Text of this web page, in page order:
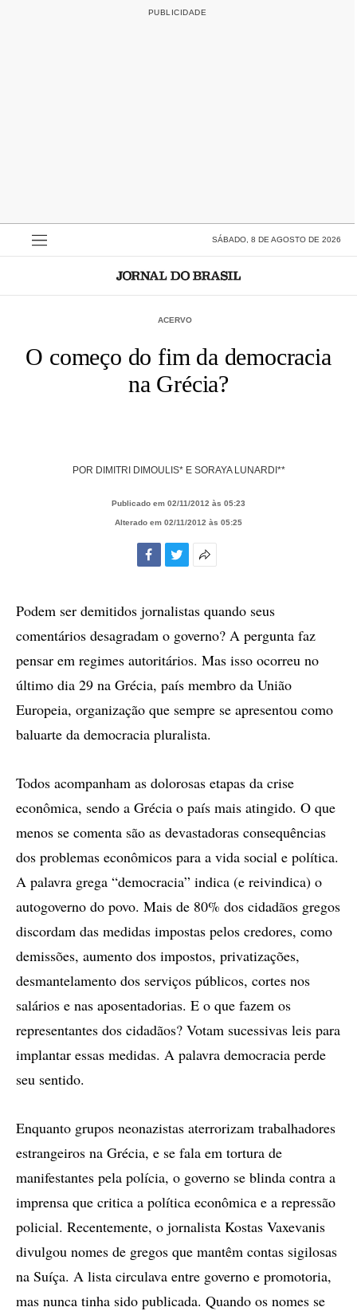
SÁBADO, 8 DE AGOSTO DE 2026
ACERVO
O começo do fim da democracia
na Grécia?
POR DIMITRI DIMOULIS* E SORAYA LUNARDI**
Publicado em 02/11/2012 às 05:23
Alterado em 02/11/2012 às 05:25
compartilhamento
Podem ser demitidos jornalistas quando seus
comentários desagradam o governo? A pergunta faz
pensar em regimes autoritários. Mas isso ocorreu no
último dia 29 na Grécia, país membro da União
Europeia, organização que sempre se apresentou como
baluarte da democracia pluralista.
Todos acompanham as dolorosas etapas da crise
econômica, sendo a Grécia o país mais atingido. O que
menos se comenta são as devastadoras consequências
dos problemas econômicos para a vida social e política.
A palavra grega “democracia” indica (e reivindica) o
autogoverno do povo. Mais de 80% dos cidadãos gregos
discordam das medidas impostas pelos credores, como
demissões, aumento dos impostos, privatizações,
desmantelamento dos serviços públicos, cortes nos
salários e nas aposentadorias. E o que fazem os
representantes dos cidadãos? Votam sucessivas leis para
implantar essas medidas. A palavra democracia perde
seu sentido.
Enquanto grupos neonazistas aterrorizam trabalhadores
estrangeiros na Grécia, e se fala em tortura de
manifestantes pela polícia, o governo se blinda contra a
imprensa que critica a política econômica e a repressão
policial. Recentemente, o jornalista Kostas Vaxevanis
divulgou nomes de gregos que mantêm contas sigilosas
na Suíça. A lista circulava entre governo e promotoria,
mas nunca tinha sido publicada. Quando os nomes se